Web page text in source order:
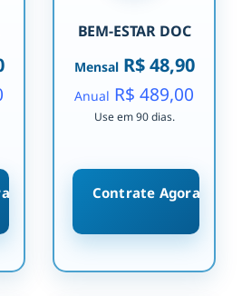
BEM-ESTAR DOC
MensalR$ 48,90
Anual R$ 489,00
Use em 90 dias.
Contrate Agora